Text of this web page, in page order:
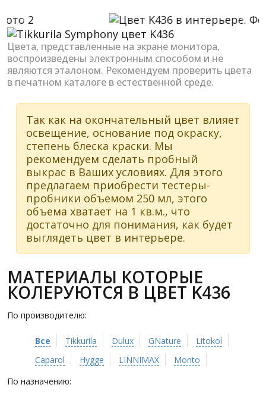
Previous Next
Цвета, представленные на экране монитора,
воспроизведены электронным способом и не
являются эталоном. Рекомендуем проверить цвета
в печатном каталоге в естественной среде.
Так как на окончательный цвет влияет
освещение, основание под окраску,
степень блеска краски. Мы
рекомендуем сделать пробный
выкрас в Ваших условиях. Для этого
предлагаем приобрести тестеры-
пробники объемом 250 мл, этого
объема хватает на 1 кв.м., что
достаточно для понимания, как будет
выглядеть цвет в интерьере.
МАТЕРИАЛЫ КОТОРЫЕ
КОЛЕРУЮТСЯ В ЦВЕТ K436
По производителю:
Все Tikkurila Dulux GNature
Litokol
Caparol
Hygge LINNIMAX
Monto
По назначению: